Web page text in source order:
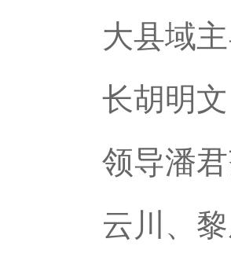
大县域
长胡明
领导潘
云川、